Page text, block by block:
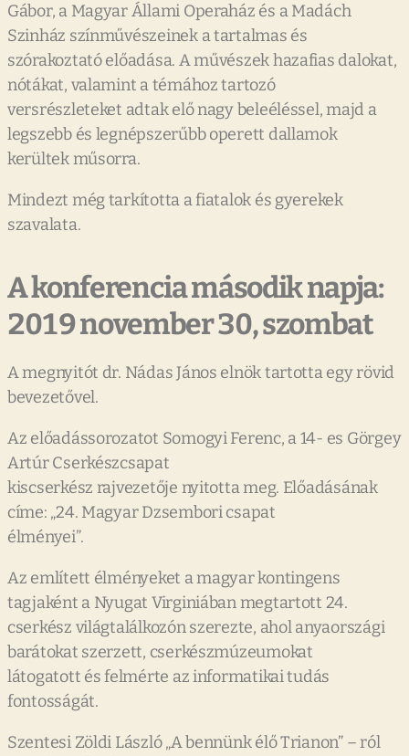
Gábor, a Magyar Állami Operaház és a Madách
Szinház színművészeinek a tartalmas és
szórakoztató előadása. A művészek hazafias dalokat,
nótákat, valamint a témához tartozó
versrészleteket adtak elő nagy beleéléssel, majd a
legszebb és legnépszerűbb operett dallamok
kerültek műsorra.
Mindezt még tarkította a fiatalok és gyerekek
szavalata.
A konferencia második napja:
2019 november 30, szombat
A megnyitót dr. Nádas János elnök tartotta egy rövid
bevezetővel.
Az előadássorozatot Somogyi Ferenc, a 14- es Görgey
Artúr Cserkészcsapat
kiscserkész rajvezetője nyitotta meg. Előadásának
címe: „24. Magyar Dzsembori csapat
élményei”.
Az említett élményeket a magyar kontingens
tagjaként a Nyugat Virginiában megtartott 24.
cserkész világtalálkozón szerezte, ahol anyaországi
barátokat szerzett, cserkészmúzeumokat
látogatott és felmérte az informatikai tudás
fontosságát.
Szentesi Zöldi László „A bennünk élő Trianon” – ról